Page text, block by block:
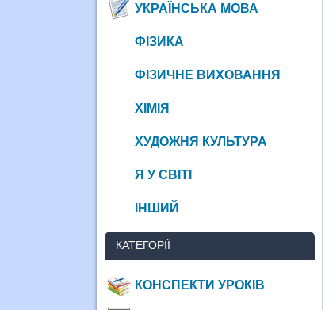
УКРАЇНСЬКА МОВА
ФІЗИКА
ФІЗИЧНЕ ВИХОВАННЯ
ХІМІЯ
ХУДОЖНЯ КУЛЬТУРА
Я У СВІТІ
ІНШИЙ
КАТЕГОРІЇ
КОНСПЕКТИ УРОКІВ